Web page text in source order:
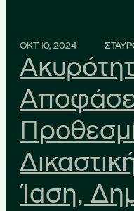
ΟΚΤ 10, 2024
Ίαση,